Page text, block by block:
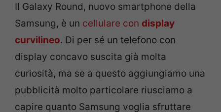
Il Galaxy Round, nuovo smartphone della
Samsung, è un cellulare con display
curvilineo. Di per sé un telefono con
display concavo suscita già molta
curiosità, ma se a questo aggiungiamo una
pubblicità molto particolare riusciamo a
capire quanto Samsung voglia sfruttare